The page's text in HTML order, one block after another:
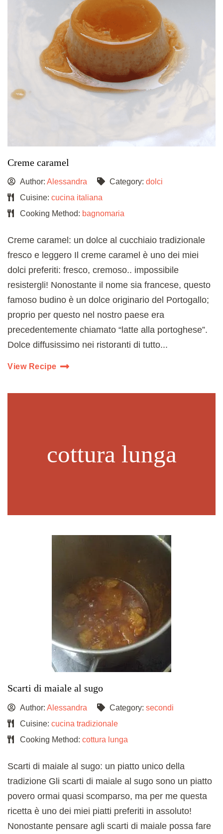
Creme caramel
Author: Alessandra Category: dolci
Cuisine: cucina italiana
Cooking Method: bagnomaria
Creme caramel: un dolce al cucchiaio tradizionale
fresco e leggero Il creme caramel è uno dei miei
dolci preferiti: fresco, cremoso.. impossibile
resistergli! Nonostante il nome sia francese, questo
famoso budino è un dolce originario del Portogallo;
proprio per questo nel nostro paese era
precedentemente chiamato “latte alla portoghese”.
Dolce diffusissimo nei ristoranti di tutto...
View Recipe
cottura lunga
Scarti di maiale al sugo
Author: Alessandra Category: secondi
Cuisine: cucina tradizionale
Cooking Method: cottura lunga
Scarti di maiale al sugo: un piatto unico della
tradizione Gli scarti di maiale al sugo sono un piatto
povero ormai quasi scomparso, ma per me questa
ricetta è uno dei miei piatti preferiti in assoluto!
Nonostante pensare agli scarti di maiale possa fare